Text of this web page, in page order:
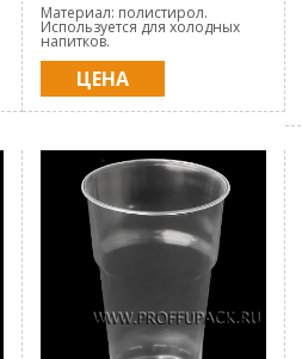
Материал: полистирол.
Используется для холодных
напитков.
ЦЕНА